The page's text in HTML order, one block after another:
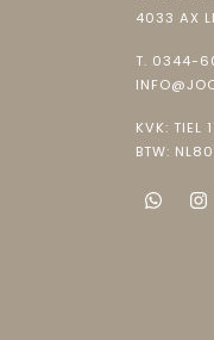
4033 AX
T. 0344-
KVK: TIEL
BTW: